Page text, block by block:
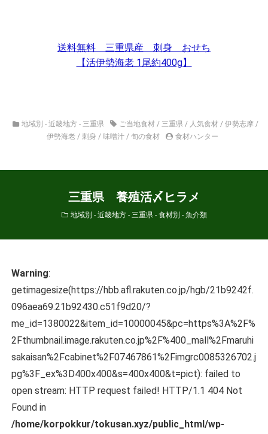
送料無料 三重県産 刺身 おせち
【活伊勢海老 1尾約400g】
地域別 - 近畿地方 - 三重県 ご当地食材 / 三重県 / 人気食材 / 伊勢志摩 /
伊勢海老 / 刺身 / 味噌汁 / 旬の食材 食材ハンター
三重県 養殖活〆ヒラメ
地域別 - 近畿地方 - 三重県 - 食材別 - 魚介類
Warning:
getimagesize(https://hbb.afl.rakuten.co.jp/hgb/21b9242f.
096aea69.21b92430.c51f9d20/?
me_id=1380022&item_id=10000045&pc=https%3A%2F%
2Fthumbnail.image.rakuten.co.jp%2F%400_mall%2Fmaruhi
sakaisan%2Fcabinet%2F07467861%2Fimgrc0085326702.j
pg%3F_ex%3D400x400&s=400x400&t=pict): failed to
open stream: HTTP request failed! HTTP/1.1 404 Not
Found in
/home/korpokkur/tokusan.xyz/public_html/wp-